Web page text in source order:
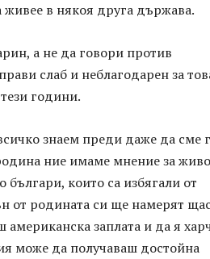
живее в някоя друга държава.
а не да говори против
слаб и неблагодарен за
години.
знаем преди даже да сме
ние имаме мнение за
които са избягали от
от родината си ще намерят
заплата и да я
може да получаваш достойна